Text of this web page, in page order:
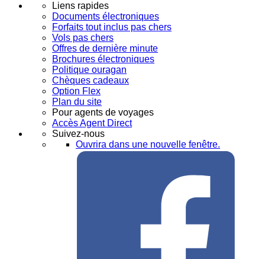
Liens rapides
Documents électroniques
Forfaits tout inclus pas chers
Vols pas chers
Offres de dernière minute
Brochures électroniques
Politique ouragan
Chèques cadeaux
Option Flex
Plan du site
Pour agents de voyages
Accès Agent Direct
Suivez-nous
Ouvrira dans une nouvelle fenêtre.